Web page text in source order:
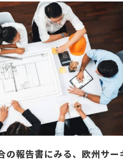
の報告書にみる、欧州サー